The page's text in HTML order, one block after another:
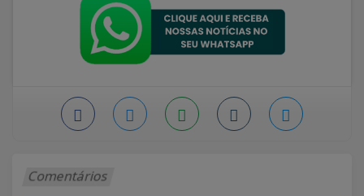
Comentários